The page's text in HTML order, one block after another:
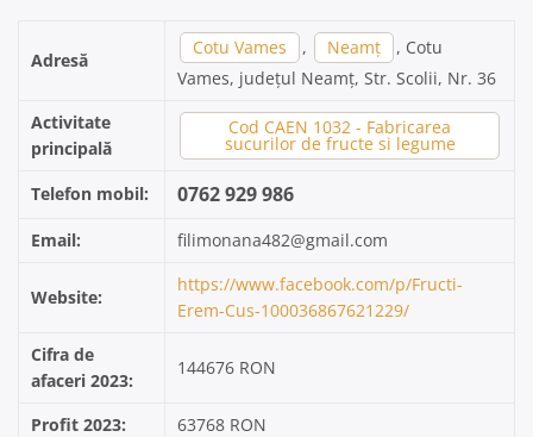
Adresă
Cotu Vames , Neamț
, Cotu
Vames, județul Neamț, Str. Scolii, Nr. 36
Activitate
principală
Cod CAEN 1032 - Fabricarea
sucurilor de fructe si legume
Telefon mobil: 0762 929 986
Email: filimonana482@gmail.com
Website:
https://www.facebook.com/p/Fructi-
Erem-Cus-100036867621229/
Cifra de
afaceri 2023:
144676 RON
Profit 2023:
63768 RON